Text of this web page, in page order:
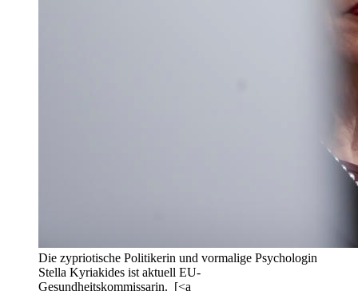
Die zypriotische Politikerin und vormalige Psychologin
Stella Kyriakides ist aktuell EU-
Gesundheitskommissarin. [<a